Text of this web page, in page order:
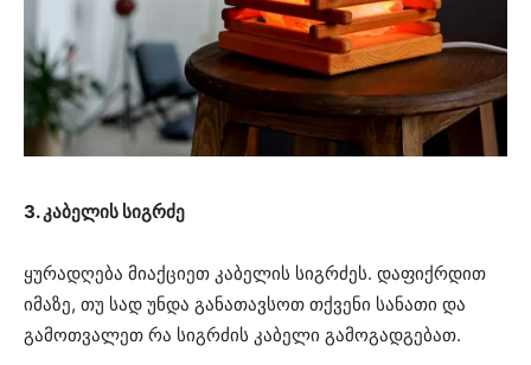
3. კაბელის სიგრძე
ყურადღება მიაქციეთ კაბელის სიგრძეს. დაფიქრდით
იმაზე, თუ სად უნდა განათავსოთ თქვენი სანათი და
გამოთვალეთ რა სიგრძის კაბელი გამოგადგებათ.